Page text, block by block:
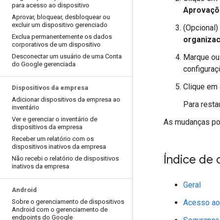
para acesso ao dispositivo
Aprovar, bloquear, desbloquear ou
excluir um dispositivo gerenciado
Exclua permanentemente os dados
corporativos de um dispositivo
Desconectar um usuário de uma Conta
do Google gerenciada
Dispositivos da empresa
Adicionar dispositivos da empresa ao
inventário
Ver e gerenciar o inventário de
dispositivos da empresa
Receber um relatório com os
dispositivos inativos da empresa
Não recebi o relatório de dispositivos
inativos da empresa
Android
Sobre o gerenciamento de dispositivos
Android com o gerenciamento de
endpoints do Google
Marque
Clique em
Para
As mudanças
Índice de
Geral
Acesso